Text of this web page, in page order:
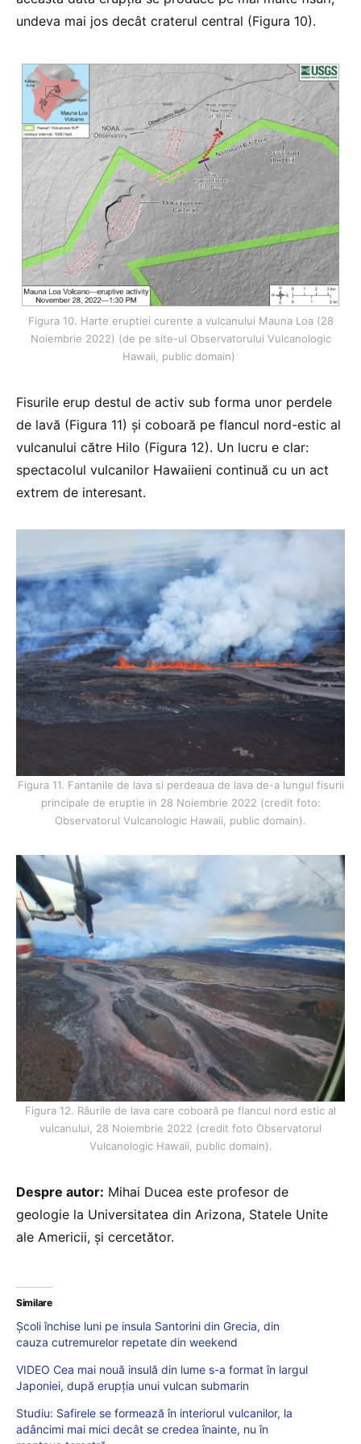
undeva mai jos decât craterul central (Figura 10).
Figura 10. Harte eruptiei curente a vulcanului Mauna Loa (28
Noiembrie 2022) (de pe site-ul Observatorului Vulcanologic
Hawaii, public domain)
Fisurile erup destul de activ sub forma unor perdele
de lavă (Figura 11) și coboară pe flancul nord-estic al
vulcanului către Hilo (Figura 12). Un lucru e clar:
spectacolul vulcanilor Hawaiieni continuă cu un act
extrem de interesant.
Figura 11. Fantanile de lava si perdeaua de lava de-a lungul fisurii
principale de eruptie in 28 Noiembrie 2022 (credit foto:
Observatorul Vulcanologic Hawaii, public domain).
Figura 12. Râurile de lava care coboară pe flancul nord estic al
vulcanului, 28 Noiembrie 2022 (credit foto Observatorul
Vulcanologic Hawaii, public domain).
Despre autor: Mihai Ducea este profesor de
geologie la Universitatea din Arizona, Statele Unite
ale Americii, și cercetător.
Similare
Școli închise luni pe insula Santorini din Grecia, din
cauza cutremurelor repetate din weekend
VIDEO Cea mai nouă insulă din lume s-a format în largul
Japoniei, după erupția unui vulcan submarin
Studiu: Safirele se formează în interiorul vulcanilor, la
adâncimi mai mici decât se credea înainte, nu în